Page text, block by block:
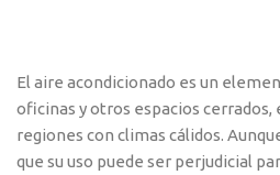
El aire acondicionado es un
oficinas y otros espacios
regiones con climas cálidos.
que su uso puede ser perjudicial